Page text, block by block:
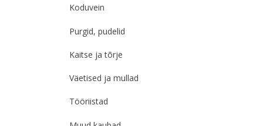
Koduvein
Purgid, pudelid
Kaitse ja tõrje
Väetised ja mullad
Tööriistad